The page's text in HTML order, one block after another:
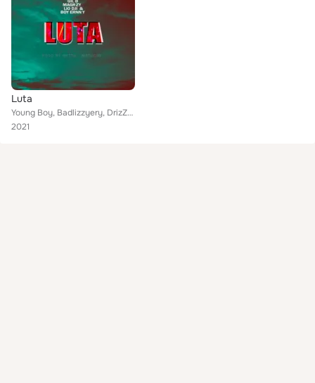
Luta
Young Boy, Badlizzyery, DrizZynho, Gil B, Magrzy, Lio Dji, Boy Ernny
2021